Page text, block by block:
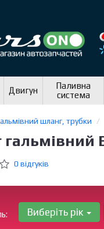
Двигун
Паливна
система
шланг, трубки
0 відгуків
Виберіть рік